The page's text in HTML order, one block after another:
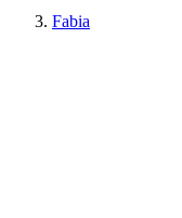
Fabia